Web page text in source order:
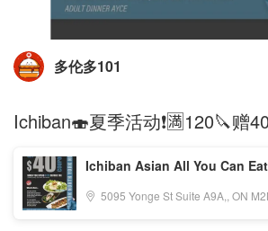
多伦多101
Ichiban🍣夏季活动❗️🈵️120🔪赠
Ichiban Asian All You Can
5095 Yonge St Suite A9A,, ON